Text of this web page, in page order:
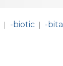
| -biotic | -